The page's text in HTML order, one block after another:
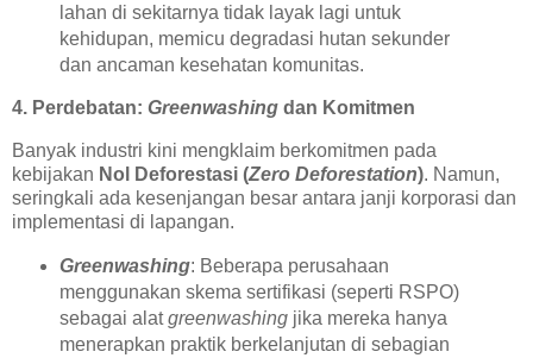
lahan di sekitarnya tidak layak lagi untuk
kehidupan, memicu degradasi hutan sekunder
dan ancaman kesehatan komunitas.
4. Perdebatan: Greenwashing dan Komitmen
Banyak industri kini mengklaim berkomitmen pada
kebijakan Nol Deforestasi (Zero Deforestation). Namun,
seringkali ada kesenjangan besar antara janji korporasi dan
implementasi di lapangan.
Greenwashing: Beberapa perusahaan
menggunakan skema sertifikasi (seperti RSPO)
sebagai alatgreenwashingjika mereka hanya
menerapkan praktik berkelanjutan di sebagian